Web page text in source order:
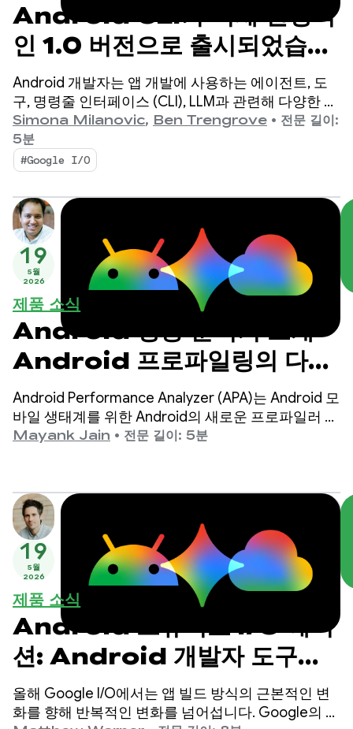
Android CLI가 이제 안정적
인 1.0 버전으로 출시되었습니
다. 원하는 에이전트를 사용하
여 Android 개발 속도 높이
기
Android 개발자는 앱 개발에 사용하는 에이전트, 도
구, 명령줄 인터페이스 (CLI), LLM과 관련해 다양한 선
택지를 보유하고 있습니다.
Simona Milanovic, Ben Trengrove • 전문 길이:
5분
#Google I/O
19
5월
2026
제품 소식
Android 성능 분석기 소개 -
Android 프로파일링의 다음
단계
Android Performance Analyzer (APA)는 Android 모
바일 생태계를 위한 Android의 새로운 프로파일러 및
성능 분석 도구입니다. APA는 앱이나 게임을 더 빠르
Mayank Jain • 전문 길이: 5분
19
5월
2026
제품 소식
Android 스튜디오 I/O 에디
션: Android 개발자 도구의
새로운 기능
올해 Google I/O에서는 앱 빌드 방식의 근본적인 변
화를 향해 반복적인 변화를 넘어섭니다. Google의 최